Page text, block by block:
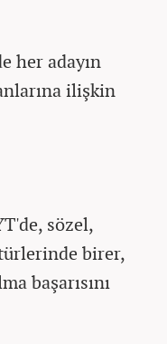
her adayın
ilişkin
sözel,
türlerinde birer,
başarısını